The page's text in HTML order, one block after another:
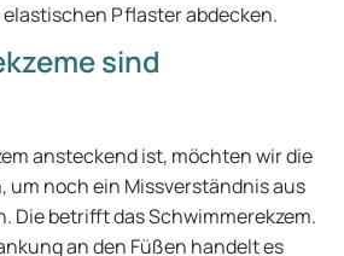
Pflaster abdecken.
sind
ansteckend ist, möchten wir die
um noch ein Missverständnis aus
Die betrifft das Schwimmerekzem.
an den Füßen handelt es